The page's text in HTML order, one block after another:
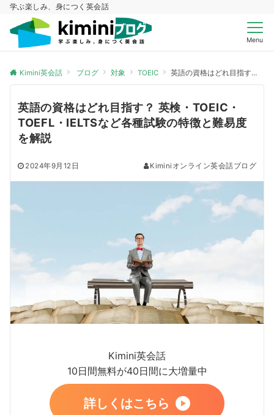
学ぶ楽しみ、身につく英会話
Menu
Kimini英会話 ブログ 対象 TOEIC 英語の資格はどれ目指す？ 英検・TOEIC・TOEFL・IELTSなど各種試験の特徴と難易度を解説
英語の資格はどれ目指す？ 英検・TOEIC・
TOEFL・IELTSなど各種試験の特徴と難易度
を解説
2024年9月12日 Kiminiオンライン英会話ブログ
Kimini英会話
10日間無料が40日間に大増量中
詳しくはこちら